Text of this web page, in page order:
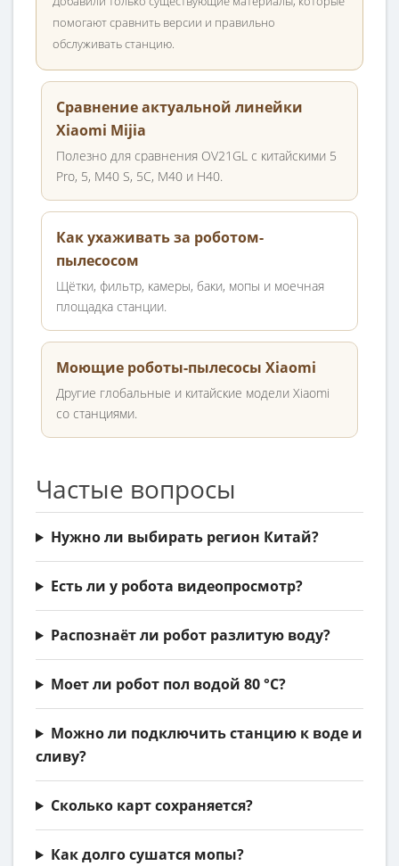
помогают сравнить версии и правильно
обслуживать станцию.
Сравнение актуальной линейки
Xiaomi Mijia
Полезно для сравнения OV21GL с китайскими 5
Pro, 5, M40 S, 5C, M40 и H40.
Как ухаживать за роботом-
пылесосом
Щётки, фильтр, камеры, баки, мопы и моечная
площадка станции.
Моющие роботы-пылесосы Xiaomi
Другие глобальные и китайские модели Xiaomi
со станциями.
Частые вопросы
Нужно ли выбирать регион Китай?
Есть ли у робота видеопросмотр?
Распознаёт ли робот разлитую воду?
Моет ли робот пол водой 80 °C?
Можно ли подключить станцию к воде и
сливу?
Сколько карт сохраняется?
Как долго сушатся мопы?